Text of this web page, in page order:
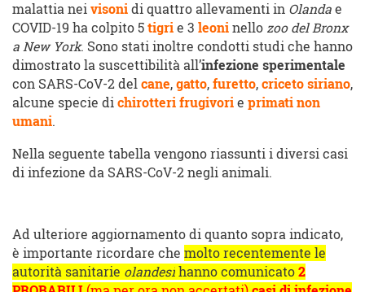
malattia nei visoni di quattro allevamenti in Olanda e
COVID-19 ha colpito 5 tigri e 3 leoni nello zoo del Bronx
a New York. Sono stati inoltre condotti studi che hanno
dimostrato la suscettibilità all’infezione sperimentale
con SARS-CoV-2 del cane, gatto, furetto, criceto siriano,
alcune specie di chirotteri frugivori e primati non
umani.
Nella seguente tabella vengono riassunti i diversi casi
di infezione da SARS-CoV-2 negli animali.
Ad ulteriore aggiornamento di quanto sopra indicato,
è importante ricordare che molto recentemente le
autorità sanitarie olandesi hanno comunicato 2